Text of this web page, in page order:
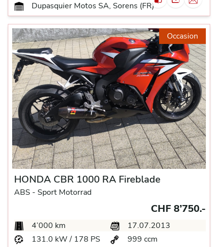
Dupasquier Motos SA, Sorens (FR)
Occasion
HONDA CBR 1000 RA Fireblade
ABS - Sport Motorrad
CHF 8’750.-
4’000 km
17.07.2013
131.0 kW / 178 PS
999 ccm